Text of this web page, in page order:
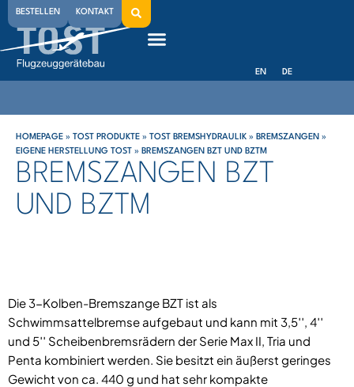
BESTELLEN KONTAKT
EN DE
HOMEPAGE » TOST PRODUKTE » TOST BREMSHYDRAULIK » BREMSZANGEN »
EIGENE HERSTELLUNG TOST » BREMSZANGEN BZT UND BZTM
BREMSZANGEN BZT
UND BZTM
Die 3-Kolben-Bremszange BZT ist als
Schwimmsattelbremse aufgebaut und kann mit 3,5′′, 4′′
und 5′′ Scheibenbremsrädern der Serie Max II, Tria und
Penta kombiniert werden. Sie besitzt ein äußerst geringes
Gewicht von ca. 440 g und hat sehr kompakte